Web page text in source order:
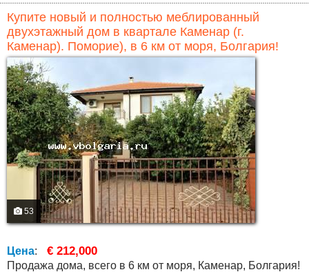
Купите новый и полностью меблированный
двухэтажный дом в квартале Каменар (г.
Каменар). Поморие), в 6 км от моря, Болгария!
53
Цена: € 212,000
Продажа дома, всего в 6 км от моря, Каменар, Болгария!